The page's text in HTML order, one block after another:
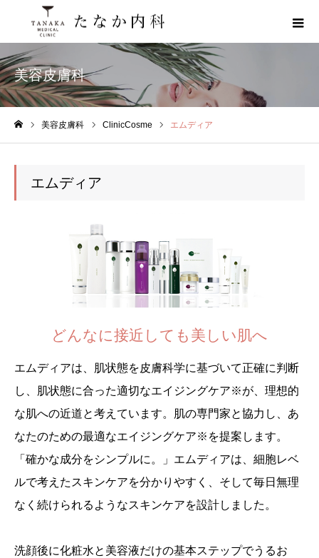
美容皮膚科
美容皮膚科 ClinicCosme エムディア
エムディア
どんなに接近しても美しい肌へ
エムディアは、肌状態を皮膚科学に基づいて正確に判断
し、肌状態に合った適切なエイジングケア※が、理想的
な肌への近道と考えています。肌の専門家と協力し、あ
なたのための最適なエイジングケア※を提案します。
「確かな成分をシンプルに。」エムディアは、細胞レベ
ルで考えたスキンケアを分かりやすく、そして毎日無理
なく続けられるようなスキンケアを設計しました。
洗顔後に化粧水と美容液だけの基本ステップでうるお